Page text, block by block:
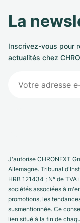
La
Inscrivez-vous pour
actualités chez
J'autorise CHRONEXT
Allemagne. Tribunal
HRB 121434 ; N° de
sociétés associées à
promotions, les
susmentionnée. Ce
lien situé à la fin de